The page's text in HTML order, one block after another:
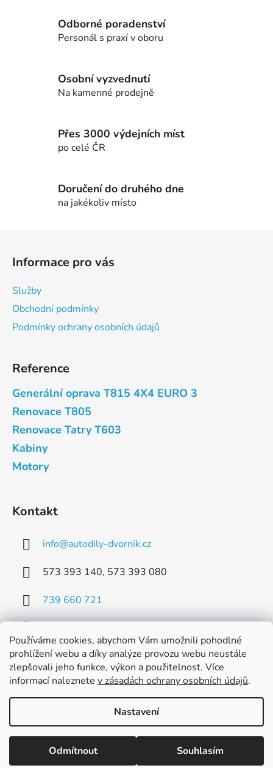
Používáme cookies, abychom Vám umožnili pohodlné
prohlížení webu a díky analýze provozu webu neustále
zlepšovali jeho funkce, výkon a použitelnost. Více
informací naleznete v zásadách ochrany osobních údajů.
Nastavení
Odmítnout Souhlasím
í
p
k
y
p
í
Odborné poradenství
Personál s praxí v oboru
Osobní vyzvednutí
Na kamenné prodejně
Přes 3000 výdejních míst
po celé ČR
Doručení do druhého dne
na jakékoliv místo
Informace pro vás
Služby
Obchodní podmínky
Podmínky ochrany osobních údajů
Reference
Generální oprava T815 4X4 EURO 3
Renovace T805
Renovace Tatry T603
Kabiny
Motory
Kontakt
info@autodily-dvornik.cz
573 393 140, 573 393 080
739 660 721
Facebook
Vytvořil Shoptet
Copyright 2026Dvorník AUTODÍLY s.r.o.. Všechna